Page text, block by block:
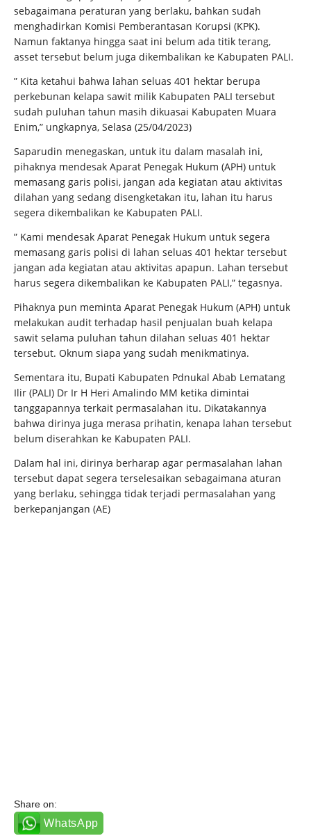
sebagaimana peraturan yang berlaku, bahkan sudah
menghadirkan Komisi Pemberantasan Korupsi (KPK).
Namun faktanya hingga saat ini belum ada titik terang,
asset tersebut belum juga dikembalikan ke Kabupaten PALI.
” Kita ketahui bahwa lahan seluas 401 hektar berupa
perkebunan kelapa sawit milik Kabupaten PALI tersebut
sudah puluhan tahun masih dikuasai Kabupaten Muara
Enim,” ungkapnya, Selasa (25/04/2023)
Saparudin menegaskan, untuk itu dalam masalah ini,
pihaknya mendesak Aparat Penegak Hukum (APH) untuk
memasang garis polisi, jangan ada kegiatan atau aktivitas
dilahan yang sedang disengketakan itu, lahan itu harus
segera dikembalikan ke Kabupaten PALI.
” Kami mendesak Aparat Penegak Hukum untuk segera
memasang garis polisi di lahan seluas 401 hektar tersebut
jangan ada kegiatan atau aktivitas apapun. Lahan tersebut
harus segera dikembalikan ke Kabupaten PALI,” tegasnya.
Pihaknya pun meminta Aparat Penegak Hukum (APH) untuk
melakukan audit terhadap hasil penjualan buah kelapa
sawit selama puluhan tahun dilahan seluas 401 hektar
tersebut. Oknum siapa yang sudah menikmatinya.
Sementara itu, Bupati Kabupaten Pdnukal Abab Lematang
Ilir (PALI) Dr Ir H Heri Amalindo MM ketika dimintai
tanggapannya terkait permasalahan itu. Dikatakannya
bahwa dirinya juga merasa prihatin, kenapa lahan tersebut
belum diserahkan ke Kabupaten PALI.
Dalam hal ini, dirinya berharap agar permasalahan lahan
tersebut dapat segera terselesaikan sebagaimana aturan
yang berlaku, sehingga tidak terjadi permasalahan yang
berkepanjangan (AE)
Share on:
WhatsApp